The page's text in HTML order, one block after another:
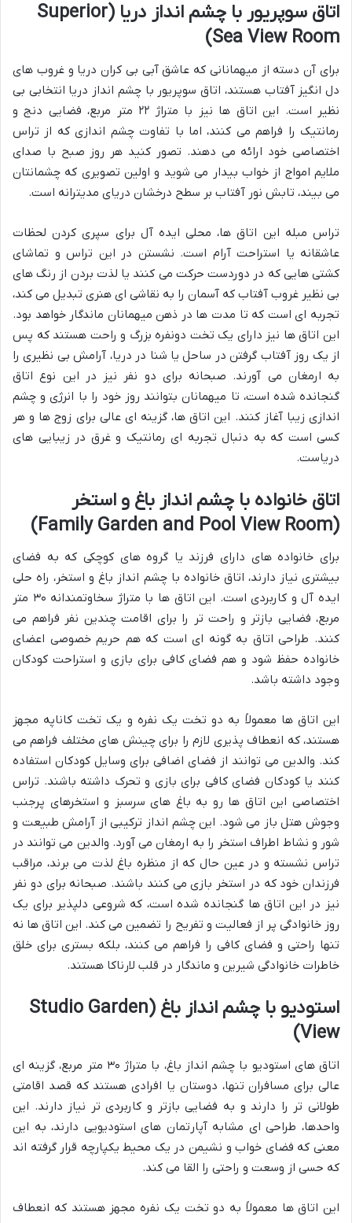
اتاق سوپریور با چشم انداز دریا (Superior
Sea View Room)
برای آن دسته از میهمانانی که عاشق آبی بی کران دریا و غروب های
دل انگیز آفتاب هستند، اتاق سوپریور با چشم انداز دریا انتخابی بی
نظیر است. این اتاق ها نیز با متراژ ۲۲ متر مربع، فضایی دنج و
رمانتیک را فراهم می کنند، اما با تفاوت چشم اندازی که از تراس
اختصاصی خود ارائه می دهند. تصور کنید هر روز صبح با صدای
ملایم امواج از خواب بیدار می شوید و اولین تصویری که چشمانتان
می بیند، تابش نور آفتاب بر سطح درخشان دریای مدیترانه است.
تراس مبله این اتاق ها، محلی ایده آل برای سپری کردن لحظات
عاشقانه یا استراحت آرام است. نشستن در این تراس و تماشای
کشتی هایی که در دوردست حرکت می کنند یا لذت بردن از رنگ های
بی نظیر غروب آفتاب که آسمان را به نقاشی ای هنری تبدیل می کند،
تجربه ای است که تا مدت ها در ذهن میهمانان ماندگار خواهد بود.
این اتاق ها نیز دارای یک تخت دونفره بزرگ و راحت هستند که پس
از یک روز آفتاب گرفتن در ساحل یا شنا در دریا، آرامش بی نظیری را
به ارمغان می آورند. صبحانه برای دو نفر نیز در این نوع اتاق
گنجانده شده است، تا میهمانان بتوانند روز خود را با انرژی و چشم
اندازی زیبا آغاز کنند. این اتاق ها، گزینه ای عالی برای زوج ها و هر
کسی است که به دنبال تجربه ای رمانتیک و غرق در زیبایی های
دریاست.
اتاق خانواده با چشم انداز باغ و استخر
(Family Garden and Pool View Room)
برای خانواده های دارای فرزند یا گروه های کوچکی که به فضای
بیشتری نیاز دارند، اتاق خانواده با چشم انداز باغ و استخر، راه حلی
ایده آل و کاربردی است. این اتاق ها با متراژ سخاوتمندانه ۳۰ متر
مربع، فضایی بازتر و راحت تر را برای اقامت چندین نفر فراهم می
کنند. طراحی اتاق به گونه ای است که هم حریم خصوصی اعضای
خانواده حفظ شود و هم فضای کافی برای بازی و استراحت کودکان
وجود داشته باشد.
این اتاق ها معمولاً به دو تخت یک نفره و یک تخت کاناپه مجهز
هستند، که انعطاف پذیری لازم را برای چینش های مختلف فراهم می
کند. والدین می توانند از فضای اضافی برای وسایل کودکان استفاده
کنند یا کودکان فضای کافی برای بازی و تحرک داشته باشند. تراس
اختصاصی این اتاق ها رو به باغ های سرسبز و استخرهای پرجنب
وجوش هتل باز می شود. این چشم انداز ترکیبی از آرامش طبیعت و
شور و نشاط اطراف استخر را به ارمغان می آورد. والدین می توانند در
تراس نشسته و در عین حال که از منظره باغ لذت می برند، مراقب
فرزندان خود که در استخر بازی می کنند باشند. صبحانه برای دو نفر
نیز در این اتاق ها گنجانده شده است، که شروعی دلپذیر برای یک
روز خانوادگی پر از فعالیت و تفریح را تضمین می کند. این اتاق ها نه
تنها راحتی و فضای کافی را فراهم می کنند، بلکه بستری برای خلق
خاطرات خانوادگی شیرین و ماندگار در قلب لارناکا هستند.
استودیو با چشم انداز باغ (Studio Garden
View)
اتاق های استودیو با چشم انداز باغ، با متراژ ۳۰ متر مربع، گزینه ای
عالی برای مسافران تنها، دوستان یا افرادی هستند که قصد اقامتی
طولانی تر را دارند و به فضایی بازتر و کاربردی تر نیاز دارند. این
واحدها، طراحی ای مشابه آپارتمان های استودیویی دارند، به این
معنی که فضای خواب و نشیمن در یک محیط یکپارچه قرار گرفته اند
که حسی از وسعت و راحتی را القا می کند.
این اتاق ها معمولاً به دو تخت یک نفره مجهز هستند که انعطاف